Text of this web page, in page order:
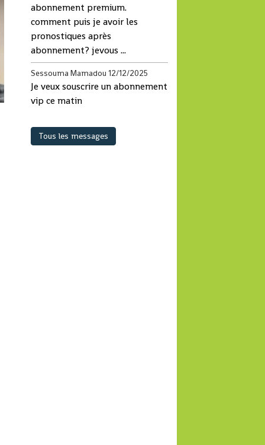
abonnement premium.
comment puis je avoir les
pronostiques après
abonnement? jevous ...
Sessouma Mamadou 12/12/2025
Je veux souscrire un abonnement
vip ce matin
Tous les messages